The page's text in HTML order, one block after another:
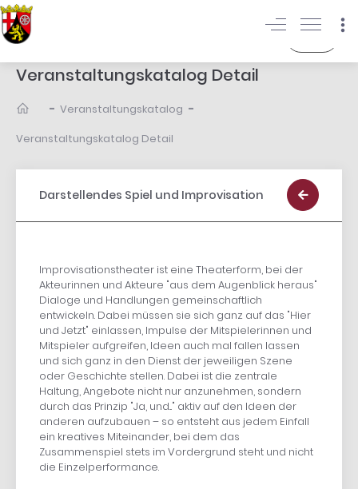
Veranstaltungskatalog Detail
- Veranstaltungskatalog -
Veranstaltungskatalog Detail
Darstellendes Spiel und Improvisation
Improvisationstheater ist eine Theaterform, bei der
Akteurinnen und Akteure "aus dem Augenblick heraus"
Dialoge und Handlungen gemeinschaftlich
entwickeln. Dabei müssen sie sich ganz auf das "Hier
und Jetzt" einlassen, Impulse der Mitspielerinnen und
Mitspieler aufgreifen, Ideen auch mal fallen lassen
und sich ganz in den Dienst der jeweiligen Szene
oder Geschichte stellen. Dabei ist die zentrale
Haltung, Angebote nicht nur anzunehmen, sondern
durch das Prinzip "Ja, und..." aktiv auf den Ideen der
anderen aufzubauen – so entsteht aus jedem Einfall
ein kreatives Miteinander, bei dem das
Zusammenspiel stets im Vordergrund steht und nicht
die Einzelperformance.